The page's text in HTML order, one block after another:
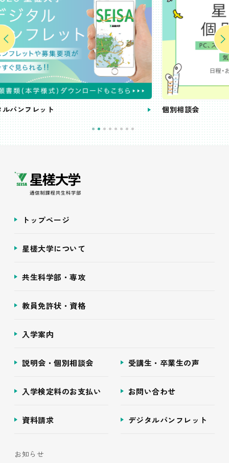
個別相談会
トップページ
星槎大学について
共生科学部・専攻
教員免許状・資格
入学案内
説明会・個別相談会 受講生・卒業生の声
入学検定料のお支払い お問い合わせ
資料請求 デジタルパンフレット
お知らせ